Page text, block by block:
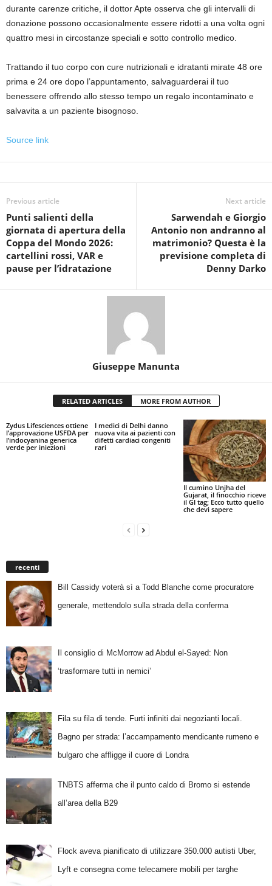
durante carenze critiche, il dottor Apte osserva che gli intervalli di
donazione possono occasionalmente essere ridotti a una volta ogni
quattro mesi in circostanze speciali e sotto controllo medico.
Trattando il tuo corpo con cure nutrizionali e idratanti mirate 48 ore
prima e 24 ore dopo l’appuntamento, salvaguarderai il tuo
benessere offrendo allo stesso tempo un regalo incontaminato e
salvavita a un paziente bisognoso.
Source link
Previous article
Punti salienti della
giornata di apertura della
Coppa del Mondo 2026:
cartellini rossi, VAR e
pause per l’idratazione
Next article
Sarwendah e Giorgio
Antonio non andranno al
matrimonio? Questa è la
previsione completa di
Denny Darko
Giuseppe Manunta
RELATED ARTICLES MORE FROM AUTHOR
Zydus Lifesciences ottiene
l’approvazione USFDA per
l’indocyanina generica
verde per iniezioni
I medici di Delhi danno
nuova vita ai pazienti con
difetti cardiaci congeniti
rari
Il cumino Unjha del
Gujarat, il finocchio riceve
il GI tag; Ecco tutto quello
che devi sapere
recenti
Bill Cassidy voterà sì a Todd Blanche come procuratore
generale, mettendolo sulla strada della conferma
Il consiglio di McMorrow ad Abdul el-Sayed: Non
‘trasformare tutti in nemici’
Fila su fila di tende. Furti infiniti dai negozianti locali.
Bagno per strada: l’accampamento mendicante rumeno e
bulgaro che affligge il cuore di Londra
TNBTS afferma che il punto caldo di Bromo si estende
all’area della B29
Flock aveva pianificato di utilizzare 350.000 autisti Uber,
Lyft e consegna come telecamere mobili per targhe